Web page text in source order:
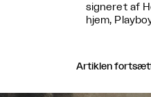
signeret af
hjem,
Artiklen